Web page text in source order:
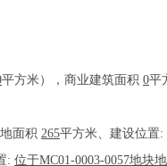
平方米），商业建筑面积 0平
面积 265平方米、建设位置:
: 位于MC01-0003-0057地块